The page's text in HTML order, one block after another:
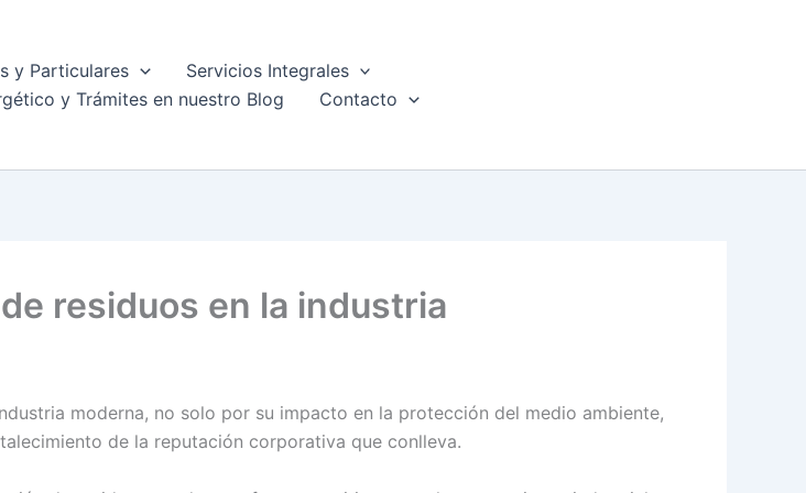
y Particulares
Servicios Integrales
y Trámites en nuestro Blog
Contacto
residuos en la industria
moderna, no solo por su impacto en la protección del medio ambiente,
de la reputación corporativa que conlleva.